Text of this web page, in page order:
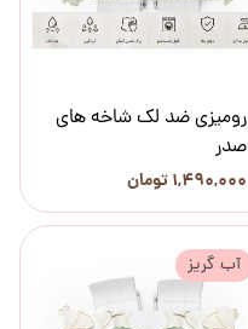
رومیزی ضد لک شاخه های
صدر
۱,۴۹۰,۰۰۰ تومان
آب گریز